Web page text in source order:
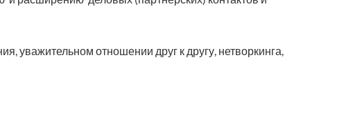
уважительном отношении друг к другу, нетворкинга,